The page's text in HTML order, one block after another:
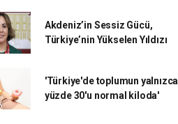
Akdeniz’in Sessiz Gücü,
Türkiye’nin Yükselen Yıldızı
'Türkiye'de toplumun yalnızca
yüzde 30'u normal kiloda'